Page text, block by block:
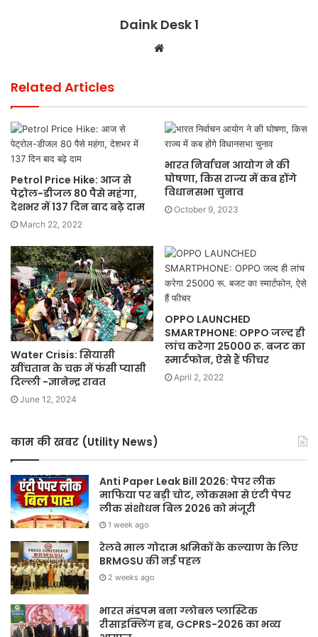
Daink Desk 1
Website
Related Articles
Petrol Price Hike: आज से
पेट्रोल-डीजल 80 पैसे महंगा,
देशभर में 137 दिन बाद बढ़े दाम
March 22, 2022
भारत निर्वाचन आयोग ने की
घोषणा, किस राज्य में कब होंगे
विधानसभा चुनाव
October 9, 2023
Water Crisis: सियासी
खींचतान के चक्र में फंसी प्यासी
दिल्ली -ज्ञानेन्द्र रावत
June 12, 2024
OPPO LAUNCHED
SMARTPHONE: OPPO जल्द ही
लांच करेगा 25000 रू. बजट का
स्मार्टफोन, ऐसे हैं फीचर
April 2, 2022
काम की खबर (Utility News)
Anti Paper Leak Bill 2026: पेपर लीक
माफिया पर बड़ी चोट, लोकसभा से एंटी पेपर
लीक संशोधन बिल 2026 को मंजूरी
1 week ago
रेलवे माल गोदाम श्रमिकों के कल्याण के लिए
BRMGSU की नई पहल
2 weeks ago
भारत मंडपम बना ग्लोबल प्लास्टिक
रीसाइक्लिंग हब, GCPRS-2026 का भव्य